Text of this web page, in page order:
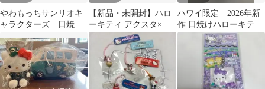
やわもっちサンリオキ
ャラクターズ 日焼け
【新品・未開封】ハロ
ーキティ アクスタ×ぬ
い Vol.2 3種セット
ハワイ限定 2026年新
作 日焼けハローキテ
ィ キーホルダー 人
魚 マーメイド